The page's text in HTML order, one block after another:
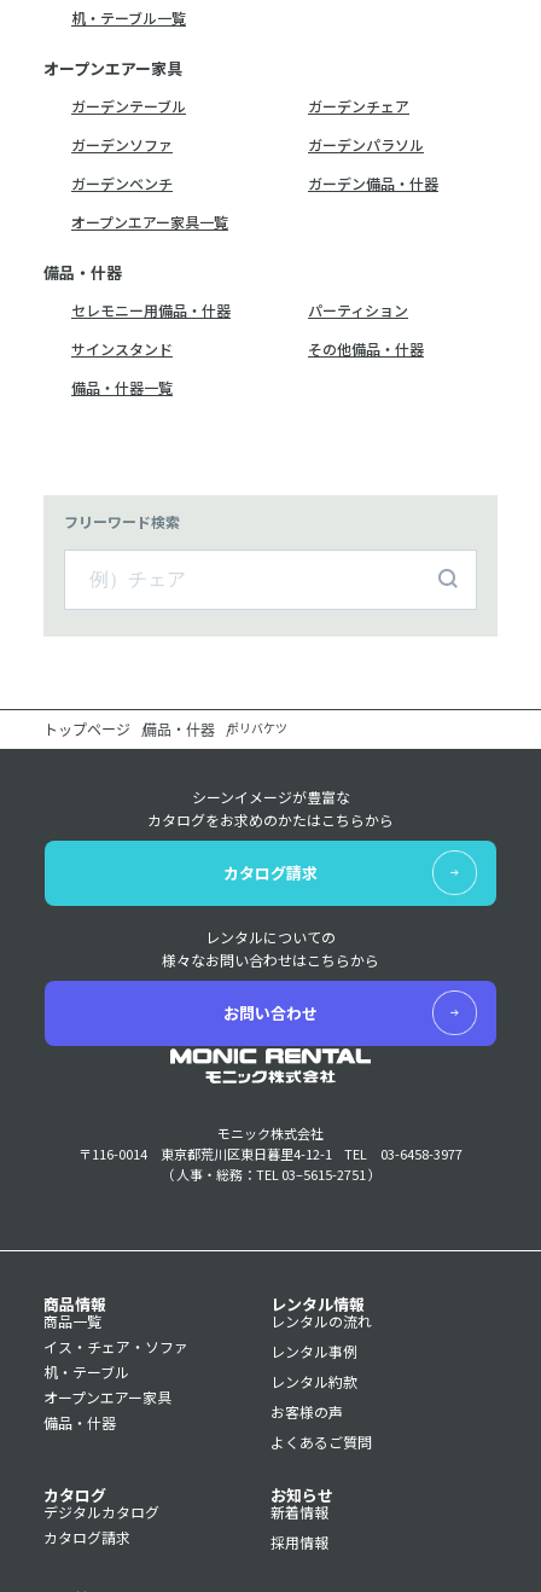
机・テーブル一覧
オープンエアー家具
ガーデンテーブル
ガーデンチェア
ガーデンソファ
ガーデンパラソル
ガーデンベンチ
ガーデン備品・什器
オープンエアー家具一覧
備品・什器
セレモニー用備品・什器
パーティション
サインスタンド
その他備品・什器
備品・什器一覧
フリーワード検索
トップページ 備品・什器 ポリバケツ
モニック株式会社
〒116-0014 東京都荒川区東日暮里4-12-1
TEL 03-6458-3977
（ 人事・総務：TEL 03–5615-2751 ）
シーンイメージが豊富な
カタログをお求めのかたはこちらから
カタログ請求
レンタルについての
様々なお問い合わせはこちらから
お問い合わせ
商品情報
商品一覧
イス・チェア・ソファ
机・テーブル
オープンエアー家具
備品・什器
レンタル情報
レンタルの流れ
レンタル事例
レンタル約款
お客様の声
よくあるご質問
カタログ
デジタルカタログ
カタログ請求
お知らせ
新着情報
採用情報